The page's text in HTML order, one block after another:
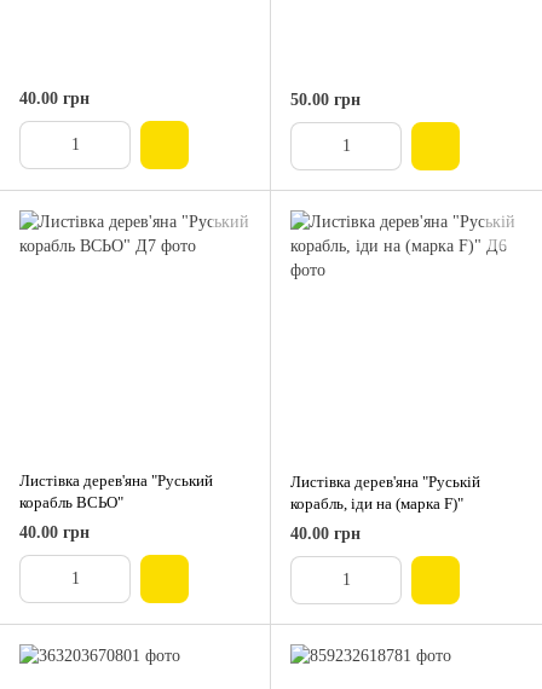
40.00 грн 50.00 грн
Листівка дерев'яна "Руський
корабль ВСЬО"
40.00 грн
Листівка дерев'яна "Руській
корабль, іди на (марка F)"
40.00 грн